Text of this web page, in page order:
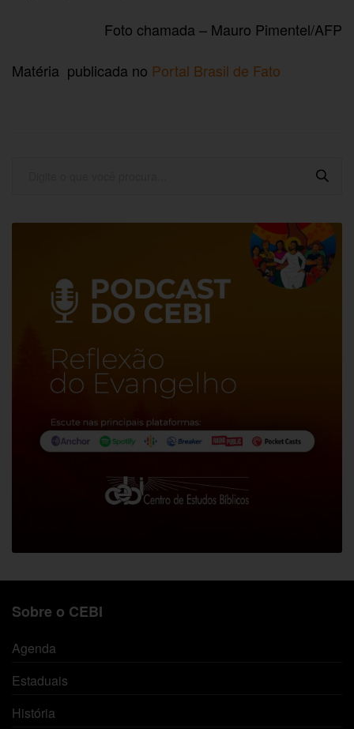
Foto chamada – Mauro Pimentel/AFP
Matéria publicada no Portal Brasil de Fato
Sobre o CEBI
Agenda
Estaduais
História